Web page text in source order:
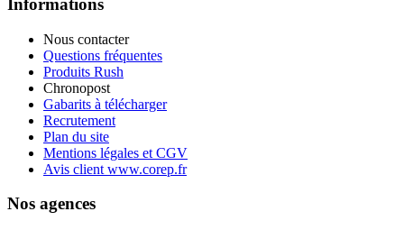
Informations
Nous contacter
Questions fréquentes
Produits Rush
Chronopost
Gabarits à télécharger
Recrutement
Plan du site
Mentions légales et CGV
Avis client www.corep.fr
Nos agences